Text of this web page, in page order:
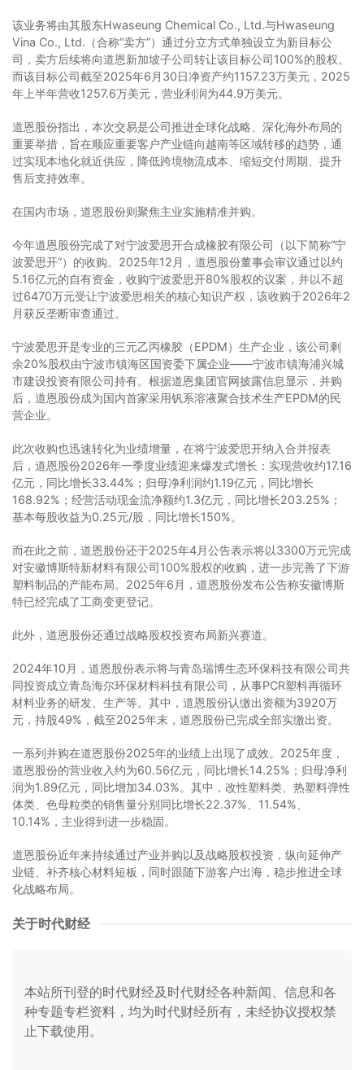
该业务将由其股东Hwaseung Chemical Co., Ltd.与Hwaseung
Vina Co., Ltd.（合称“卖方”）通过分立方式单独设立为新目标公
司，卖方后续将向道恩新加坡子公司转让该目标公司100%的股权。
而该目标公司截至2025年6月30日净资产约1157.23万美元，2025
年上半年营收1257.6万美元，营业利润为44.9万美元。
道恩股份指出，本次交易是公司推进全球化战略、深化海外布局的
重要举措，旨在顺应重要客户产业链向越南等区域转移的趋势，通
过实现本地化就近供应，降低跨境物流成本、缩短交付周期、提升
售后支持效率。
在国内市场，道恩股份则聚焦主业实施精准并购。
今年道恩股份完成了对宁波爱思开合成橡胶有限公司（以下简称“宁
波爱思开”）的收购。2025年12月，道恩股份董事会审议通过以约
5.16亿元的自有资金，收购宁波爱思开80%股权的议案，并以不超
过6470万元受让宁波爱思相关的核心知识产权，该收购于2026年2
月获反垄断审查通过。
宁波爱思开是专业的三元乙丙橡胶（EPDM）生产企业，该公司剩
余20%股权由宁波市镇海区国资委下属企业——宁波市镇海浦兴城
市建设投资有限公司持有。根据道恩集团官网披露信息显示，并购
后，道恩股份成为国内首家采用钒系溶液聚合技术生产EPDM的民
营企业。
此次收购也迅速转化为业绩增量，在将宁波爱思开纳入合并报表
后，道恩股份2026年一季度业绩迎来爆发式增长：实现营收约17.16
亿元，同比增长33.44%；归母净利润约1.19亿元，同比增长
168.92%；经营活动现金流净额约1.3亿元，同比增长203.25%；
基本每股收益为0.25元/股，同比增长150%。
而在此之前，道恩股份还于2025年4月公告表示将以3300万元完成
对安徽博斯特新材料有限公司100%股权的收购，进一步完善了下游
塑料制品的产能布局。2025年6月，道恩股份发布公告称安徽博斯
特已经完成了工商变更登记。
此外，道恩股份还通过战略股权投资布局新兴赛道。
2024年10月，道恩股份表示将与青岛瑞博生态环保科技有限公司共
同投资成立青岛海尔环保材料科技有限公司，从事PCR塑料再循环
材料业务的研发、生产等。其中，道恩股份认缴出资额为3920万
元，持股49%，截至2025年末，道恩股份已完成全部实缴出资。
一系列并购在道恩股份2025年的业绩上出现了成效。2025年度，
道恩股份的营业收入约为60.56亿元，同比增长14.25%；归母净利
润为1.89亿元，同比增加34.03%。其中，改性塑料类、热塑料弹性
体类、色母粒类的销售量分别同比增长22.37%、11.54%、
10.14%，主业得到进一步稳固。
道恩股份近年来持续通过产业并购以及战略股权投资，纵向延伸产
业链、补齐核心材料短板，同时跟随下游客户出海，稳步推进全球
化战略布局。
关于时代财经
本站所刊登的时代财经及时代财经各种新闻、信息和各
种专题专栏资料，均为时代财经所有，未经协议授权禁
止下载使用。